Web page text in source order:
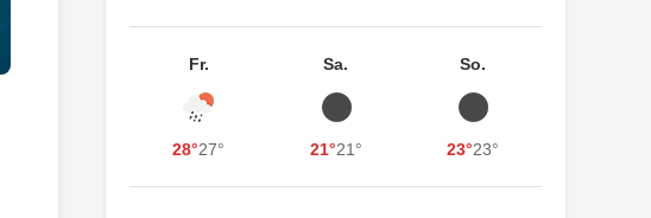
Fr.
28°27°
Sa.
21°21°
So.
23°23°